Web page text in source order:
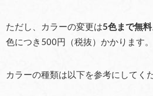
ただし、カラーの変更は5色まで無料
色につき500円（税抜）かかります。
カラーの種類は以下を参考にしてく